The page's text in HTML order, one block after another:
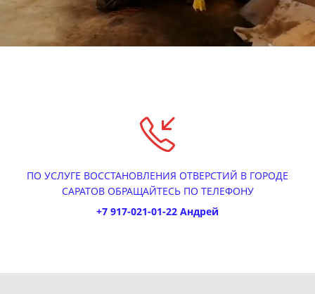
ПО УСЛУГЕ ВОССТАНОВЛЕНИЯ ОТВЕРСТИЙ В ГОРОДЕ
САРАТОВ ОБРАЩАЙТЕСЬ ПО ТЕЛЕФОНУ
+7 917-021-01-22 Андрей